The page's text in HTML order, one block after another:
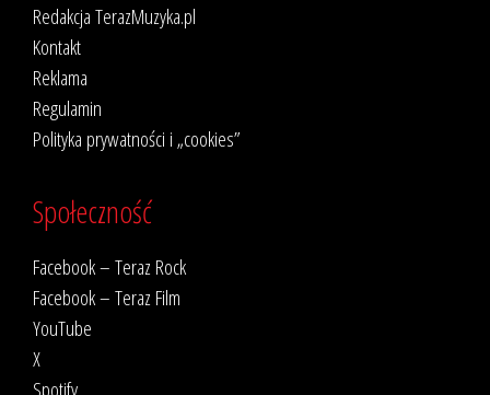
Redakcja TerazMuzyka.pl
Kontakt
Reklama
Regulamin
Polityka prywatności i „cookies”
Społeczność
Facebook – Teraz Rock
Facebook – Teraz Film
YouTube
X